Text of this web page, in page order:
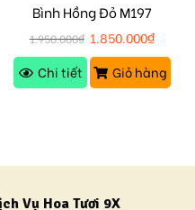
Bình Hồng Đỏ M197
1.950.000₫ 1.850.000₫
Chi tiết
Giỏ hàng
Vụ Hoa Tươi 9X